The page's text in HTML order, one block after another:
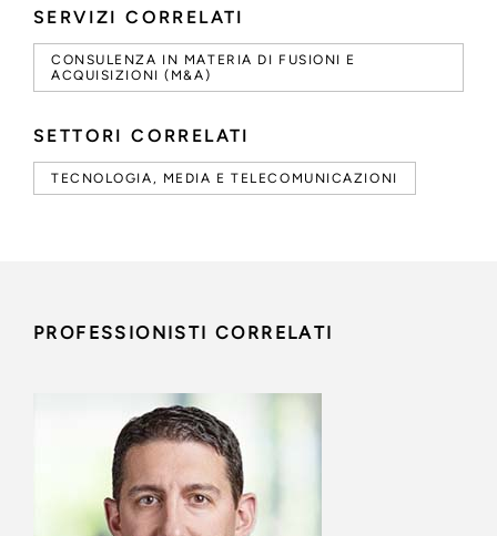
SERVIZI CORRELATI
CONSULENZA IN MATERIA DI FUSIONI E
ACQUISIZIONI (M&A)
SETTORI CORRELATI
TECNOLOGIA, MEDIA E TELECOMUNICAZIONI
PROFESSIONISTI CORRELATI